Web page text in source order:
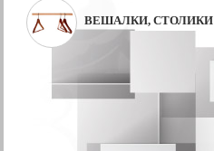
ВЕШАЛКИ, СТОЛИКИ